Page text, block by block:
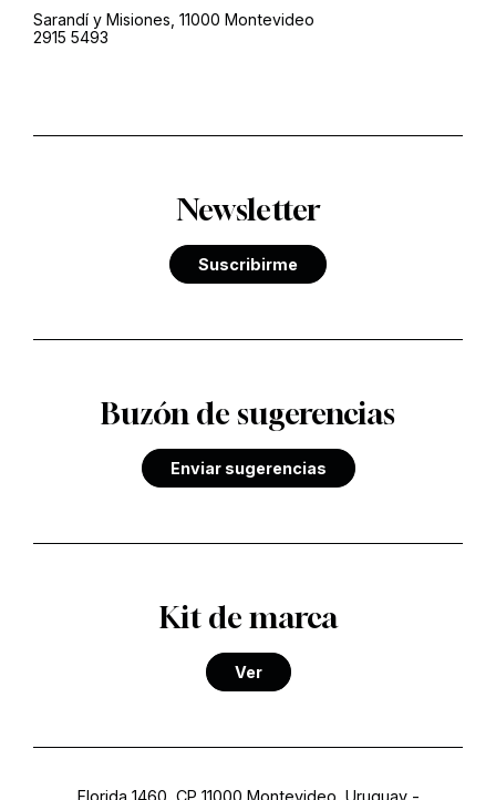
Sarandí y Misiones, 11000 Montevideo
2915 5493
Newsletter
Suscribirme
Buzón de sugerencias
Enviar sugerencias
Kit de marca
Ver
Florida 1460, CP 11000 Montevideo, Uruguay-